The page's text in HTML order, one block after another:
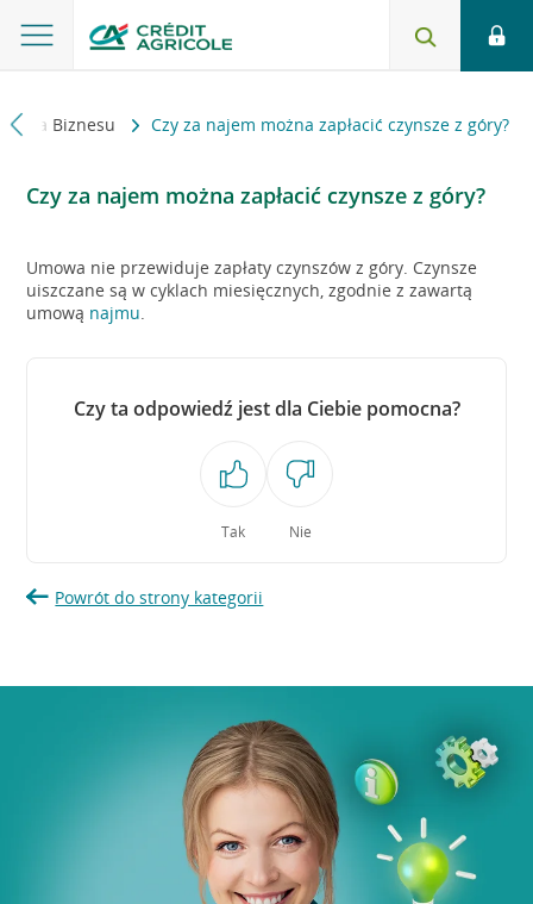
Strefa Biznesu Czy za najem można zapłacić czynsze z góry?
Czy za najem można zapłacić czynsze z góry?
Umowa nie przewiduje zapłaty czynszów z góry. Czynsze
uiszczane są w cyklach miesięcznych, zgodnie z zawartą
umową najmu.
Czy ta odpowiedź jest dla Ciebie pomocna?
Tak Nie
Powrót do strony kategorii